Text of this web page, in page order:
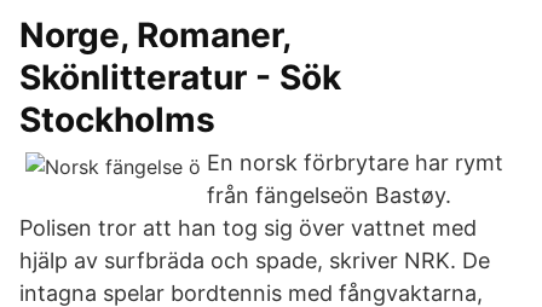
Norge, Romaner,
Skönlitteratur - Sök
Stockholms
En norsk förbrytare har rymt
från fängelseön Bastøy.
Polisen tror att han tog sig över vattnet med
hjälp av surfbräda och spade, skriver NRK. De
intagna spelar bordtennis med fångvaktarna,